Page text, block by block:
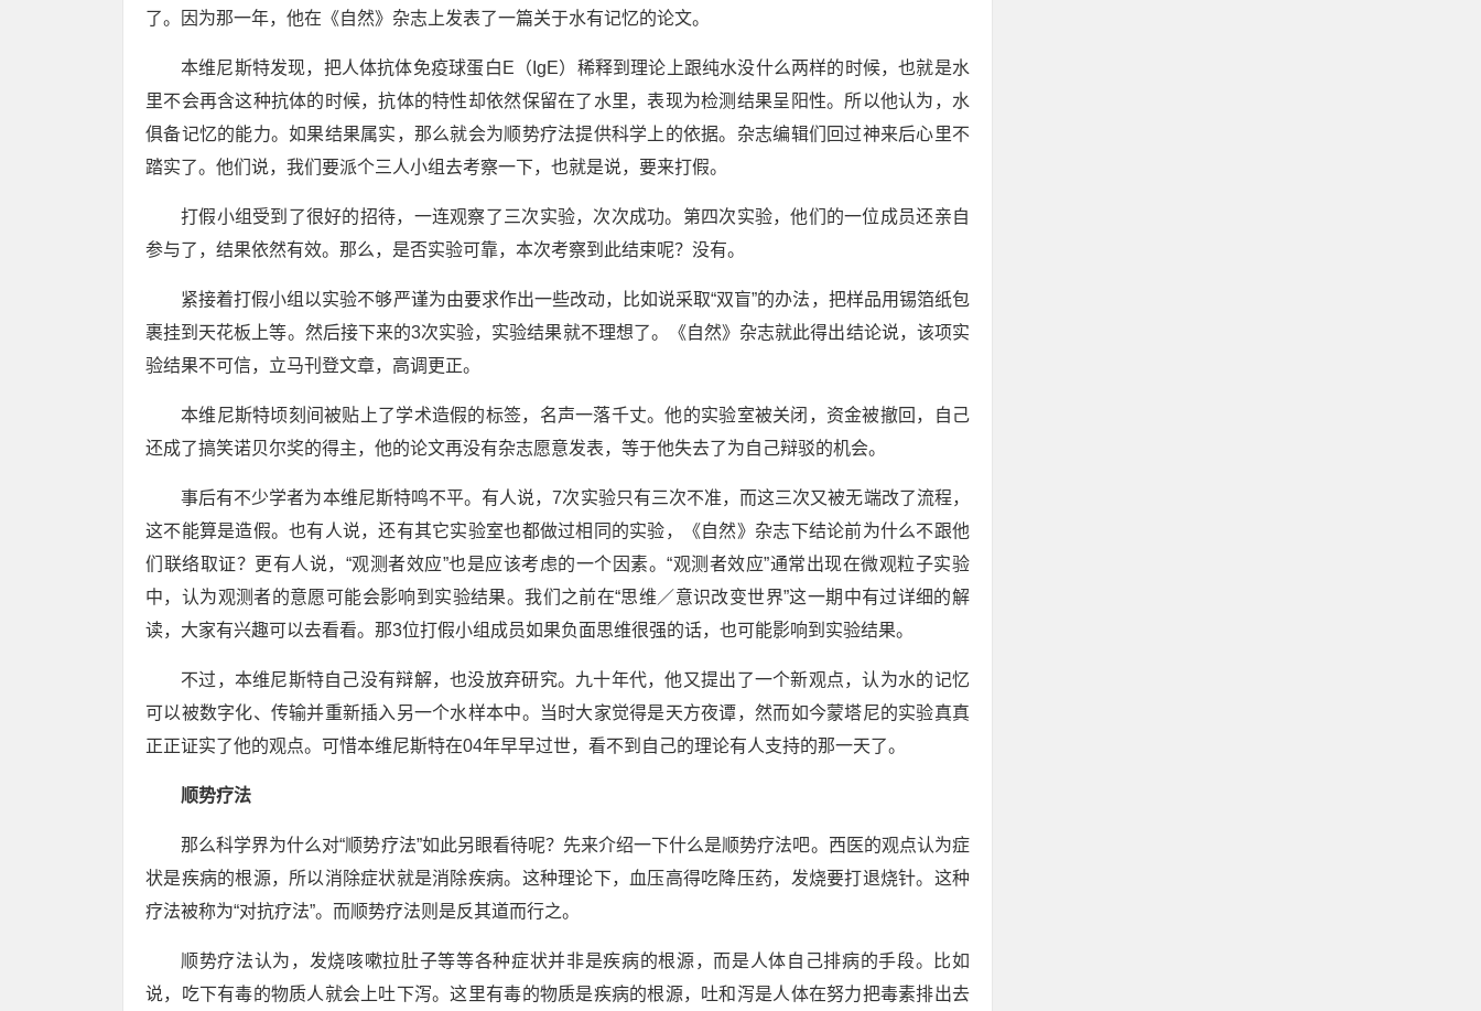
了。因为那一年，他在《自然》杂志上发表了一篇关于水有记忆的论文。
本维尼斯特发现，把人体抗体免疫球蛋白E（IgE）稀释到理论上跟纯水没什么两样的时候，也就是水
里不会再含这种抗体的时候，抗体的特性却依然保留在了水里，表现为检测结果呈阳性。所以他认为，水
俱备记忆的能力。如果结果属实，那么就会为顺势疗法提供科学上的依据。杂志编辑们回过神来后心里不
踏实了。他们说，我们要派个三人小组去考察一下，也就是说，要来打假。
打假小组受到了很好的招待，一连观察了三次实验，次次成功。第四次实验，他们的一位成员还亲自
参与了，结果依然有效。那么，是否实验可靠，本次考察到此结束呢？没有。
紧接着打假小组以实验不够严谨为由要求作出一些改动，比如说采取“双盲”的办法，把样品用锡箔纸包
裹挂到天花板上等。然后接下来的3次实验，实验结果就不理想了。《自然》杂志就此得出结论说，该项实
验结果不可信，立马刊登文章，高调更正。
本维尼斯特顷刻间被贴上了学术造假的标签，名声一落千丈。他的实验室被关闭，资金被撤回，自己
还成了搞笑诺贝尔奖的得主，他的论文再没有杂志愿意发表，等于他失去了为自己辩驳的机会。
事后有不少学者为本维尼斯特鸣不平。有人说，7次实验只有三次不准，而这三次又被无端改了流程，
这不能算是造假。也有人说，还有其它实验室也都做过相同的实验，《自然》杂志下结论前为什么不跟他
们联络取证？更有人说，“观测者效应”也是应该考虑的一个因素。“观测者效应”通常出现在微观粒子实验
中，认为观测者的意愿可能会影响到实验结果。我们之前在“思维／意识改变世界”这一期中有过详细的解
读，大家有兴趣可以去看看。那3位打假小组成员如果负面思维很强的话，也可能影响到实验结果。
不过，本维尼斯特自己没有辩解，也没放弃研究。九十年代，他又提出了一个新观点，认为水的记忆
可以被数字化、传输并重新插入另一个水样本中。当时大家觉得是天方夜谭，然而如今蒙塔尼的实验真真
正正证实了他的观点。可惜本维尼斯特在04年早早过世，看不到自己的理论有人支持的那一天了。
顺势疗法
那么科学界为什么对“顺势疗法”如此另眼看待呢？先来介绍一下什么是顺势疗法吧。西医的观点认为症
状是疾病的根源，所以消除症状就是消除疾病。这种理论下，血压高得吃降压药，发烧要打退烧针。这种
疗法被称为“对抗疗法”。而顺势疗法则是反其道而行之。
顺势疗法认为，发烧咳嗽拉肚子等等各种症状并非是疾病的根源，而是人体自己排病的手段。比如
说，吃下有毒的物质人就会上吐下泻。这里有毒的物质是疾病的根源，吐和泻是人体在努力把毒素排出去